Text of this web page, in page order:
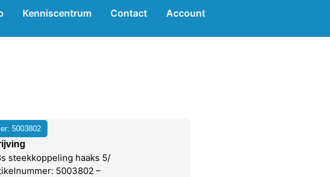
Kenniscentrum Contact Account
5003802
steekkoppeling haaks 5/
5003802 –